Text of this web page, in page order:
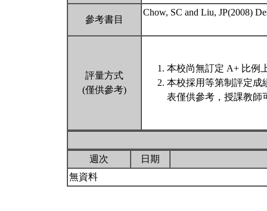
參考書目
Chow, SC and Liu, JP(2008)
評量方式
(僅供參考)
本校尚無訂定 A+ 比例
本校採用等第制評定成
表僅供參考，授課教師
週次
日期
無資料